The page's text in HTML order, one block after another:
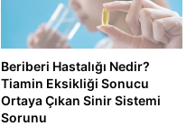
Beriberi Hastalığı Nedir?
Tiamin Eksikliği Sonucu
Ortaya Çıkan Sinir Sistemi
Sorunu